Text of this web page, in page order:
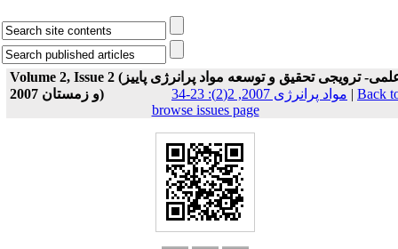
Volume 2, Issue 2 (علمی- ترویجی تحقیق و توسعه مواد پرانرژی پاییز
و زمستان 2007)
مواد پرانرژی 2007, 2(2): 23-34 | Back
browse issues page